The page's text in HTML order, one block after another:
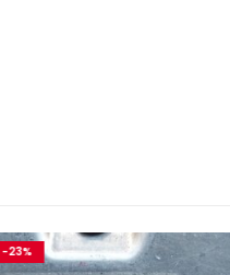
-23%